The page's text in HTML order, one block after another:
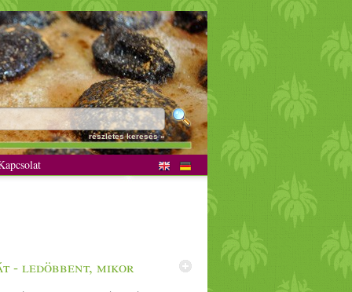
részletes keresés »
- ledöbbent, mikor